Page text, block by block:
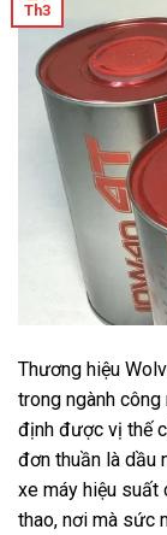
Th3
Thương hiệu
trong ngành công
định được vị thế
đơn thuần là dầu
xe máy hiệu suất
thao, nơi mà sức